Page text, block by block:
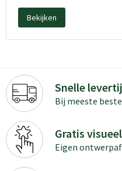
Bekijken
Snelle
Bij meeste
Gratis
Eigen